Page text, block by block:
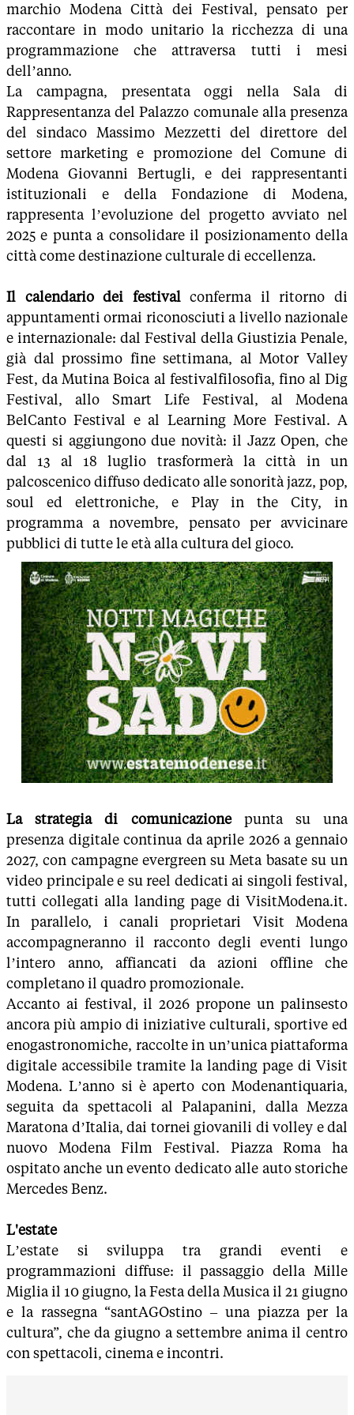
marchio Modena Città dei Festival, pensato per
raccontare in modo unitario la ricchezza di una
programmazione che attraversa tutti i mesi
dell’anno.
La campagna, presentata oggi nella Sala di
Rappresentanza del Palazzo comunale alla presenza
del sindaco Massimo Mezzetti del direttore del
settore marketing e promozione del Comune di
Modena Giovanni Bertugli, e dei rappresentanti
istituzionali e della Fondazione di Modena,
rappresenta l’evoluzione del progetto avviato nel
2025 e punta a consolidare il posizionamento della
città come destinazione culturale di eccellenza.
Il calendario dei festivalconferma il ritorno di
appuntamenti ormai riconosciuti a livello nazionale
e internazionale: dal Festival della Giustizia Penale,
già dal prossimo fine settimana, al Motor Valley
Fest, da Mutina Boica al festivalfilosofia, fino al Dig
Festival, allo Smart Life Festival, al Modena
BelCanto Festival e al Learning More Festival. A
questi si aggiungono due novità: il Jazz Open, che
dal 13 al 18 luglio trasformerà la città in un
palcoscenico diffuso dedicato alle sonorità jazz, pop,
soul ed elettroniche, e Play in the City, in
programma a novembre, pensato per avvicinare
pubblici di tutte le età alla cultura del gioco.
La strategia di comunicazione punta su una
presenza digitale continua da aprile 2026 a gennaio
2027, con campagne evergreen su Meta basate su un
video principale e su reel dedicati ai singoli festival,
tutti collegati alla landing page di VisitModena.it.
In parallelo, i canali proprietari Visit Modena
accompagneranno il racconto degli eventi lungo
l’intero anno, affiancati da azioni offline che
completano il quadro promozionale.
Accanto ai festival, il 2026 propone un palinsesto
ancora più ampio di iniziative culturali, sportive ed
enogastronomiche, raccolte in un’unica piattaforma
digitale accessibile tramite la landing page di Visit
Modena. L’anno si è aperto con Modenantiquaria,
seguita da spettacoli al Palapanini, dalla Mezza
Maratona d’Italia, dai tornei giovanili di volley e dal
nuovo Modena Film Festival. Piazza Roma ha
ospitato anche un evento dedicato alle auto storiche
Mercedes Benz.
L'estate
L’estate si sviluppa tra grandi eventi e
programmazioni diffuse: il passaggio della Mille
Miglia il 10 giugno, la Festa della Musica il 21 giugno
e la rassegna “santAGOstino – una piazza per la
cultura”, che da giugno a settembre anima il centro
con spettacoli, cinema e incontri.